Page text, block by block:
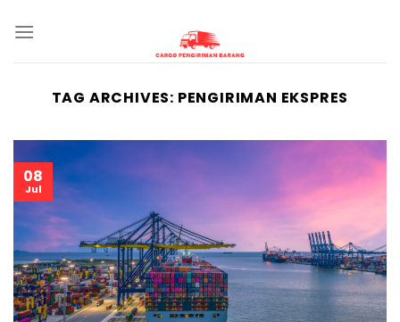
TAG ARCHIVES: PENGIRIMAN EKSPRES
08
Jul